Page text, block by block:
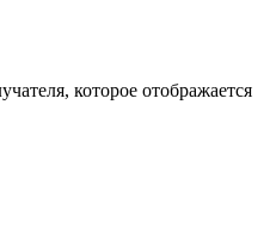
которое отображается